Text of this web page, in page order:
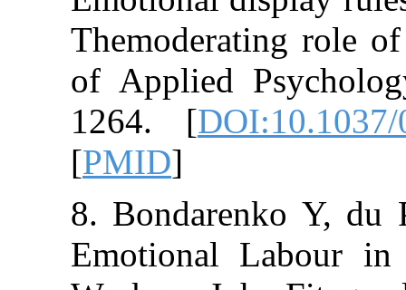
of Applied
1264. [
[
8.
Emotional